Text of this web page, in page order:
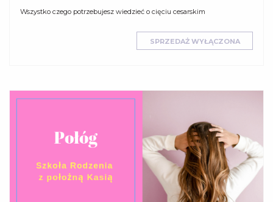
Wszystko czego potrzebujesz wiedzieć o cięciu cesarskim
SPRZEDAŻ WYŁĄCZONA